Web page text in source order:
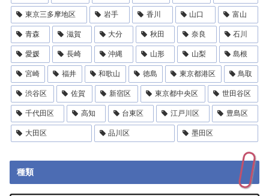
東京三多摩地区 岩手 香川 山口 富山
青森 滋賀 大分 秋田 奈良 石川
愛媛 長崎 沖縄 山形 山梨 島根
宮崎 福井 和歌山 徳島 東京都港区 鳥取
渋谷区 佐賀 新宿区 東京都中央区 世田谷区
千代田区 高知 台東区 江戸川区 豊島区
大田区 品川区 墨田区
種類